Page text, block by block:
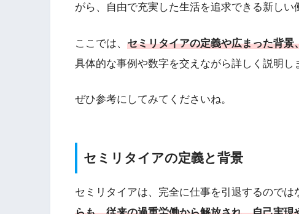
がら、自由で充実した生活を追求できる新しい
ここでは、 セミリタイアの定義や広まった背
具体的な事例や数字を交えながら詳しく説明し
ぜひ参考にしてみてくださいね。
セミリタイアの定義と背景
セミリタイアは、完全に仕事を引退するのでは